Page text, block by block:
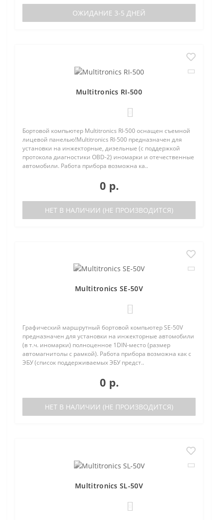
ОЖИДАНИЕ 3-5 ДНЕЙ
Multitronics RI-500
Бортовой компьютер Multitronics RI-500 оснащен съемной
лицевой панелью!Multitronics RI-500 предназначен для
установки на инжекторные, дизельные (с поддержкой
протокола диагностики OBD-2) иномарки и отечественные
автомобили. Работа прибора возможна ка..
0 р.
НЕТ В НАЛИЧИИ (НЕ ПРОИЗВОДИТСЯ)
Multitronics SE-50V
Графический маршрутный бортовой компьютер SE-50V
предназначен для установки на инжекторные автомобили
(в т.ч. иномарки) полноценное 1DIN-место (размер
автомагнитолы с рамкой). Работа прибора возможна как с
ЭБУ (список поддерживаемых ЭБУ предст..
0 р.
НЕТ В НАЛИЧИИ (НЕ ПРОИЗВОДИТСЯ)
Multitronics SL-50V